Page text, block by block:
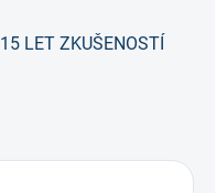
15 LET ZKUŠENOSTÍ